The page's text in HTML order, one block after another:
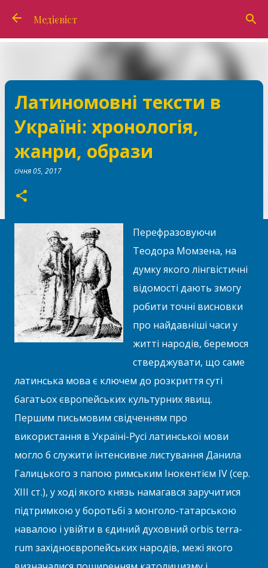
Перейти до основного вмісту
Медієвіст
Латиномовні тексти в
Україні: хронологія,
жанри, образи
січня 05, 2017
Перефразовуючи
Теодора Момзена, на
думку якого лінгвістичні
відомості дають змогу
робити точні висновки
про найдавніші часи у
житті народів, беремося
стверджувати, що саме
латинська мова є ключем до розкриття суті
багатьох європейських культурних явищ.
Першим письмовим свідченням про
використання в Україні-Русі латинської мови
могло б служити інтенсивне листування Данила
Галицького з папою римським Інокентієм IV (сер.
XIII ст.), у ході якого князь намагався заручитися
підтримкою у боротьбі з монголо-татарською
навалою і увійти в єдиний духовний orbis terra­
rum західноєвропейських народів, межі якого